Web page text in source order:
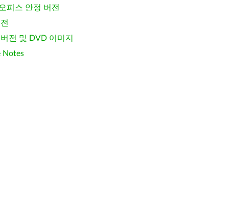
피스 안정 버전
전 및 DVD 이미지
Notes